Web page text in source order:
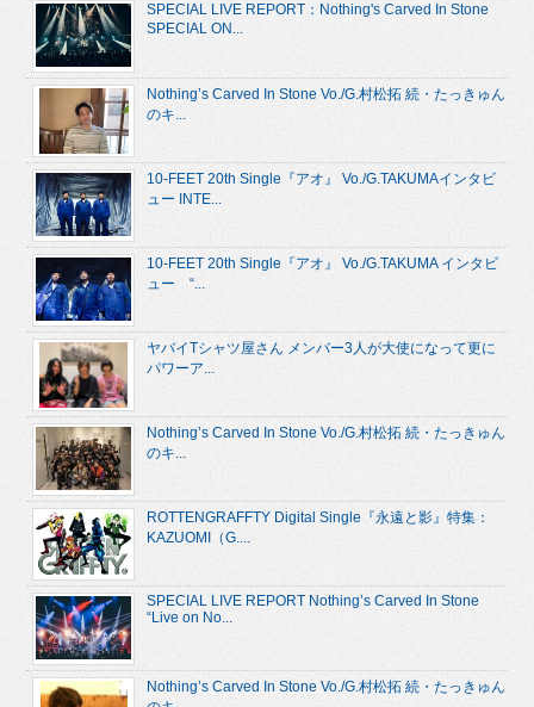
SPECIAL LIVE REPORT：Nothing's Carved In Stone
SPECIAL ON...
Nothing’s Carved In Stone Vo./G.村松拓 続・たっきゅん
のキ...
10-FEET 20th Single『アオ』 Vo./G.TAKUMAインタビ
ュー INTE...
10-FEET 20th Single『アオ』 Vo./G.TAKUMA インタビ
ュー “...
ヤバイTシャツ屋さん メンバー3人が大使になって更に
パワーア...
Nothing’s Carved In Stone Vo./G.村松拓 続・たっきゅん
のキ...
ROTTENGRAFFTY Digital Single『永遠と影』特集：
KAZUOMI（G....
SPECIAL LIVE REPORT Nothing’s Carved In Stone
“Live on No...
Nothing’s Carved In Stone Vo./G.村松拓 続・たっきゅん